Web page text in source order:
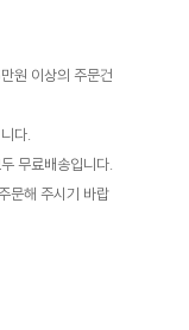
원 이상의 주문건
다.
무료배송입니다.
문해 주시기 바랍